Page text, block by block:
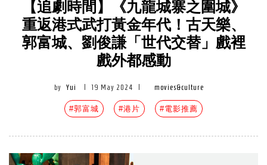
【追劇時間】《九龍城寨之圍城》
重返港式武打黃金年代！古天樂、
郭富城、劉俊謙「世代交替」戲裡
戲外都感動
by Yui 19 May 2024 movies&culture
#郭富城 #港片 #電影推薦